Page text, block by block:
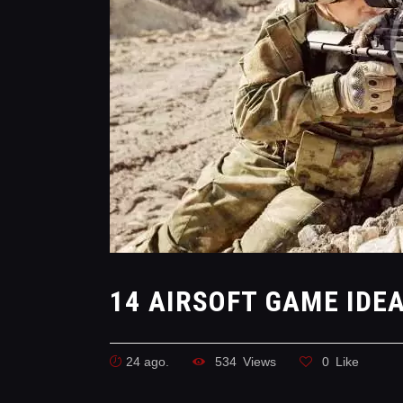
14 AIRSOFT GAME
24 ago. 534 Views 0 Like